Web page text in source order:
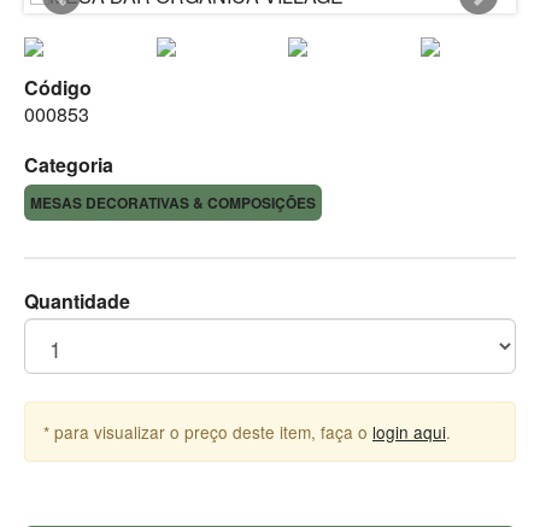
Código
000853
Categoria
MESAS DECORATIVAS & COMPOSIÇÕES
Quantidade
* para visualizar o preço deste item, faça o login aqui.